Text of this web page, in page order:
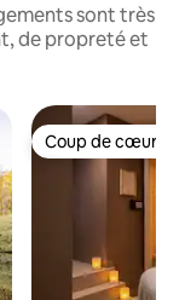
sont très
de propreté et
Coup de cœur
Coup de cœur